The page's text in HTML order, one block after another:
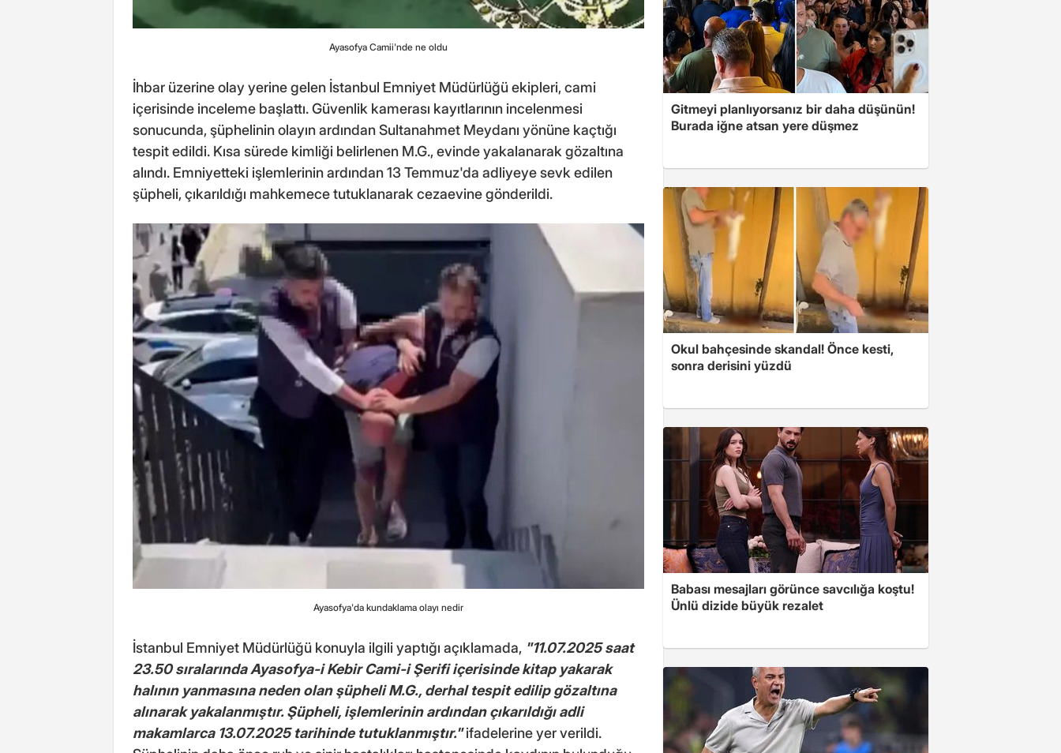
Ayasofya Camii'nde ne oldu
İhbar üzerine olay yerine gelen İstanbul Emniyet Müdürlüğü ekipleri, cami
içerisinde inceleme başlattı. Güvenlik kamerası kayıtlarının incelenmesi
sonucunda, şüphelinin olayın ardından Sultanahmet Meydanı yönüne kaçtığı
tespit edildi. Kısa sürede kimliği belirlenen M.G., evinde yakalanarak gözaltına
alındı. Emniyetteki işlemlerinin ardından 13 Temmuz'da adliyeye sevk edilen
şüpheli, çıkarıldığı mahkemece tutuklanarak cezaevine gönderildi.
Ayasofya'da kundaklama olayı nedir
İstanbul Emniyet Müdürlüğü konuyla ilgili yaptığı açıklamada, "11.07.2025 saat
23.50 sıralarında Ayasofya-i Kebir Cami-i Şerifi içerisinde kitap yakarak
halının yanmasına neden olan şüpheli M.G., derhal tespit edilip gözaltına
alınarak yakalanmıştır. Şüpheli, işlemlerinin ardından çıkarıldığı adli
makamlarca 13.07.2025 tarihinde tutuklanmıştır." ifadelerine yer verildi.
Gitmeyi planlıyorsanız bir daha düşünün!
Burada iğne atsan yere düşmez
Okul bahçesinde skandal! Önce kesti,
sonra derisini yüzdü
Babası mesajları görünce savcılığa koştu!
Ünlü dizide büyük rezalet